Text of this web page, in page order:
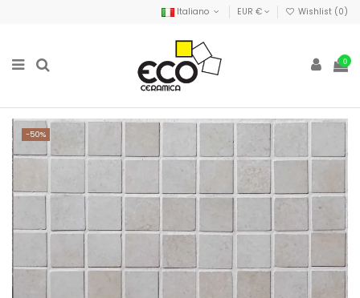
Italiano EUR € Wishlist (0)
0
-50%